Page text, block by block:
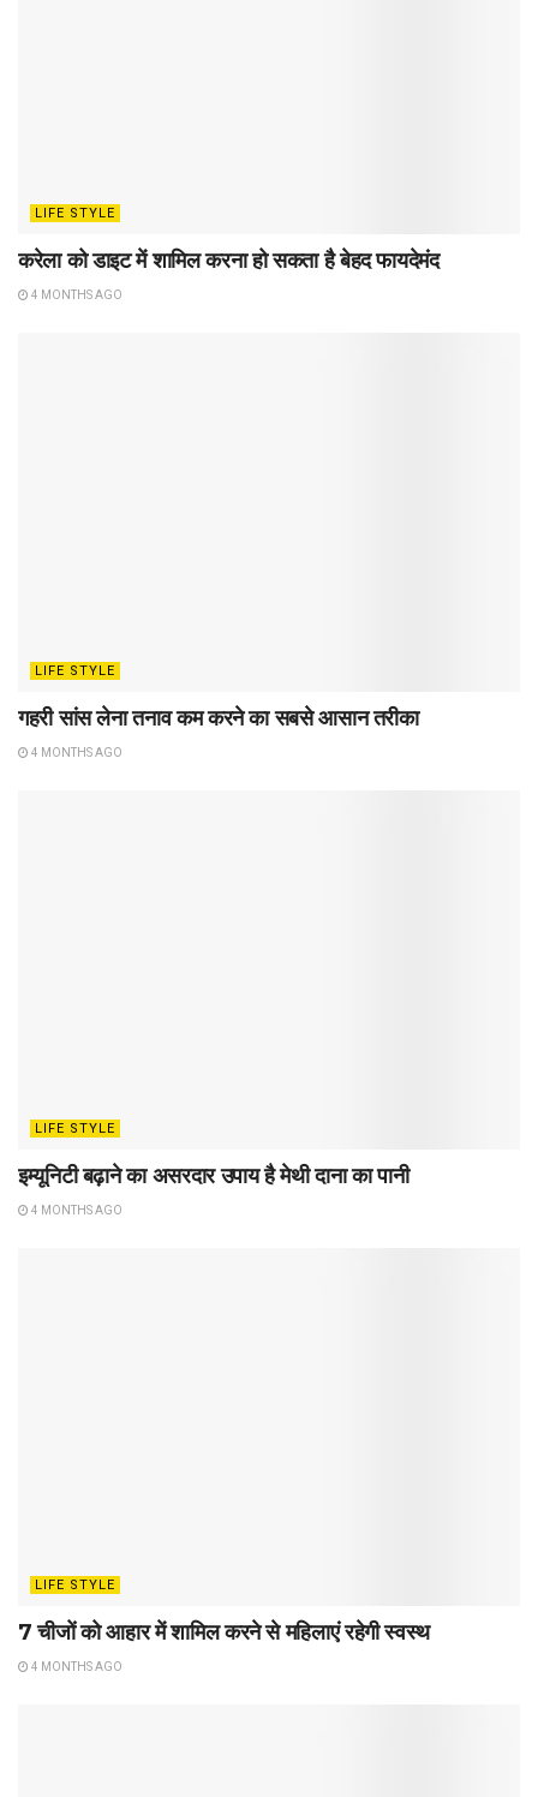
LIFE STYLE
करेला को डाइट में शामिल करना हो सकता है बेहद फायदेमंद
4 MONTHS AGO
LIFE STYLE
गहरी सांस लेना तनाव कम करने का सबसे आसान तरीका
4 MONTHS AGO
LIFE STYLE
इम्यूनिटी बढ़ाने का असरदार उपाय है मेथी दाना का पानी
4 MONTHS AGO
LIFE STYLE
7 चीजों को आहार में शामिल करने से महिलाएं रहेगी स्वस्थ
4 MONTHS AGO